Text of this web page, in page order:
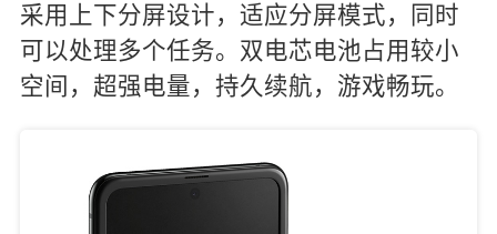
采用上下分屏设计，适应分屏模式，同时
可以处理多个任务。双电芯电池占用较小
空间，超强电量，持久续航，游戏畅玩。